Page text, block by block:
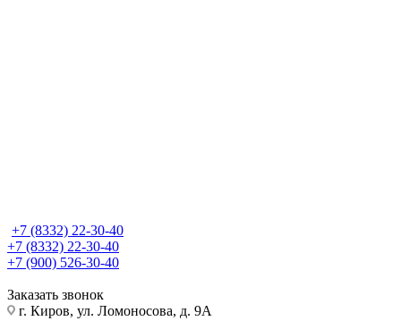
+7 (8332) 22-30-40
+7 (8332) 22-30-40
+7 (900) 526-30-40
Заказать звонок
г. Киров, ул. Ломоносова, д. 9А